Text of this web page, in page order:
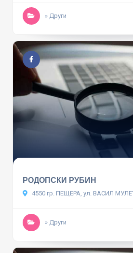
» Други
РОДОПСКИ РУБИН
4550 гр. ПЕЩЕРА, ул. ВАСИЛ
» Други